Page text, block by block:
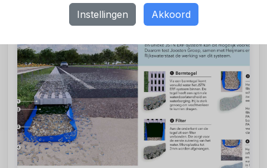
Instellingen Akkoord